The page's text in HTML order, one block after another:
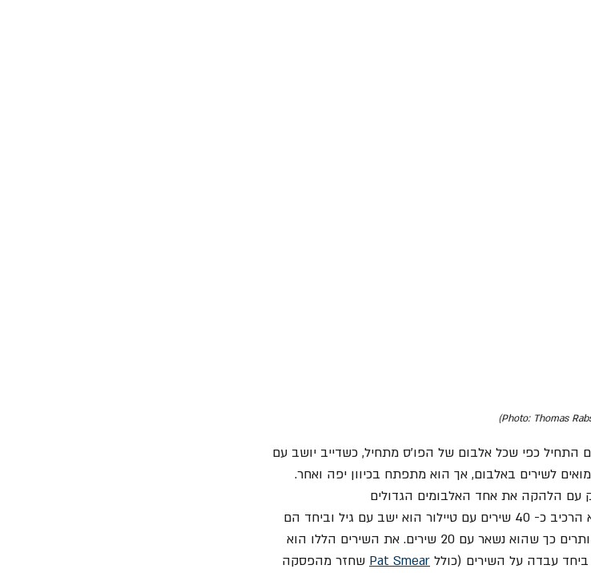
התחיל כפי שכל אלבום של הפו'ס מתחיל, כשדייב יושב עם
לשירים באלבום, אך הוא מתפתח בכיוון יפה ואחר.
. לאחר שהוא הרכיב כ- 40 שירים עם טיילור הוא ישב עם גיל וביחד הם
הרכיבו את מבנה השירים וחתכו את החלקים המיותרים כך שהוא נשאר עם 20 שירים. את השירים הללו הוא
עבדה על השירים (כולל Pat Smear שחזר מהפסקה